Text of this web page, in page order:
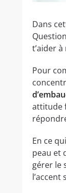
Dans
t’aider
Pour
attitude
En ce
peau et
gérer le